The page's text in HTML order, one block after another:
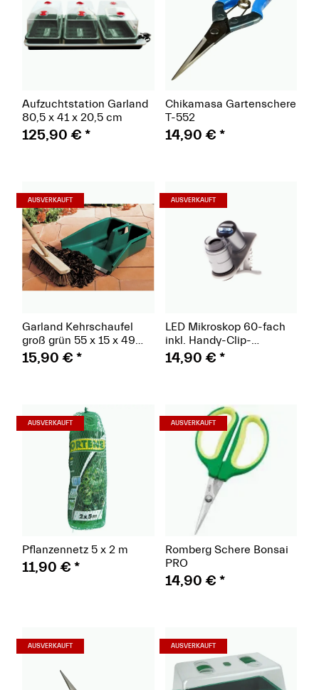
Aufzuchtstation Garland
80,5 x 41 x 20,5 cm
125,90 € *
Chikamasa Gartenschere
T-552
14,90 € *
AUSVERKAUFT (Paket)
Garland Kehrschaufel
groß grün 55 x 15 x 49
cm
15,90 € *
AUSVERKAUFT
LED Mikroskop 60-fach
inkl. Handy-Clip-
Halterung
14,90 € *
AUSVERKAUFT (Paket)
Pflanzennetz 5 x 2 m
11,90 € *
AUSVERKAUFT
Romberg Schere Bonsai
PRO
14,90 € *
AUSVERKAUFT (Paket) AUSVERKAUFT